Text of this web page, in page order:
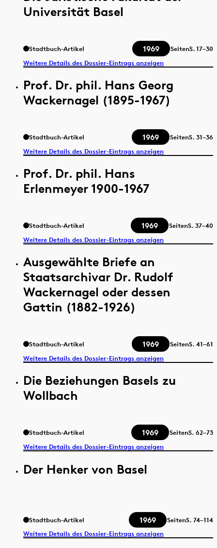
Universität Basel
Stadtbuch-Artikel 1969 SeitenS.17–30
Weitere Details des Dossier-Eintrags anzeigen
Prof. Dr. phil. Hans Georg
Wackernagel (1895-1967)
Stadtbuch-Artikel 1969 SeitenS. 31–36
Weitere Details des Dossier-Eintrags anzeigen
Prof. Dr. phil. Hans
Erlenmeyer 1900-1967
Stadtbuch-Artikel 1969 SeitenS. 37–40
Weitere Details des Dossier-Eintrags anzeigen
Ausgewählte Briefe an
Staatsarchivar Dr. Rudolf
Wackernagel oder dessen
Gattin (1882-1926)
Stadtbuch-Artikel 1969 SeitenS. 41–61
Weitere Details des Dossier-Eintrags anzeigen
Die Beziehungen Basels zu
Wollbach
Stadtbuch-Artikel 1969 SeitenS. 62–73
Weitere Details des Dossier-Eintrags anzeigen
Der Henker von Basel
Stadtbuch-Artikel 1969 SeitenS. 74–114
Weitere Details des Dossier-Eintrags anzeigen